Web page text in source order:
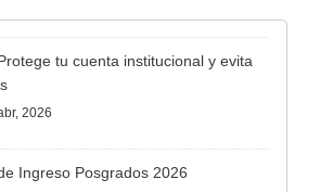
tu cuenta institucional y evita
2026
Ingreso Posgrados 2026